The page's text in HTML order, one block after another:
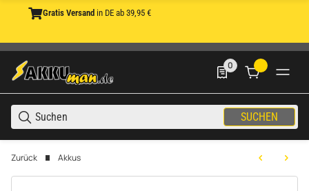
Gratis Versand in DE ab 39,95 €
SUCHEN
0
0 Produkte in der
Zurück Akkus